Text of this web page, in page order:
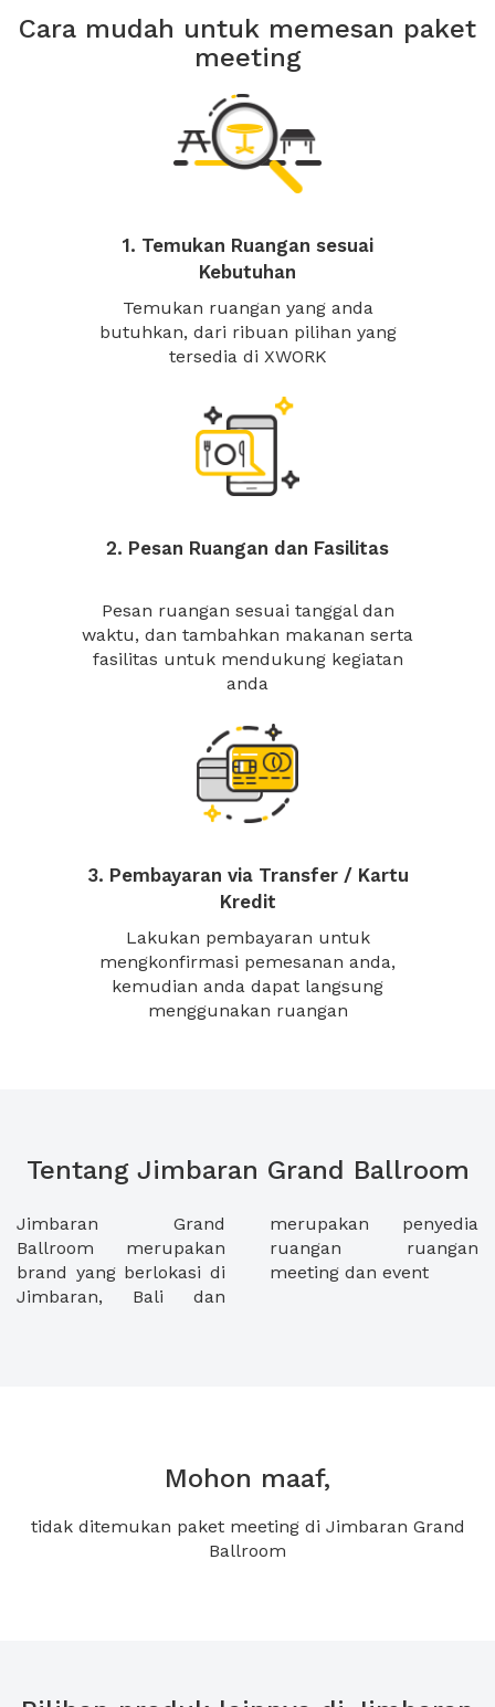
Cara mudah untuk memesan paket
meeting
1. Temukan Ruangan sesuai
Kebutuhan
Temukan ruangan yang anda
butuhkan, dari ribuan pilihan yang
tersedia di XWORK
2. Pesan Ruangan dan Fasilitas
Pesan ruangan sesuai tanggal dan
waktu, dan tambahkan makanan serta
fasilitas untuk mendukung kegiatan
anda
3. Pembayaran via Transfer / Kartu
Kredit
Lakukan pembayaran untuk
mengkonfirmasi pemesanan anda,
kemudian anda dapat langsung
menggunakan ruangan
Tentang Jimbaran Grand Ballroom
Jimbaran Grand
Ballroom merupakan
brand yang berlokasi di
Jimbaran, Bali dan
merupakan penyedia
ruangan ruangan
meeting dan event
Mohon maaf,
tidak ditemukan paket meeting di Jimbaran Grand
Ballroom